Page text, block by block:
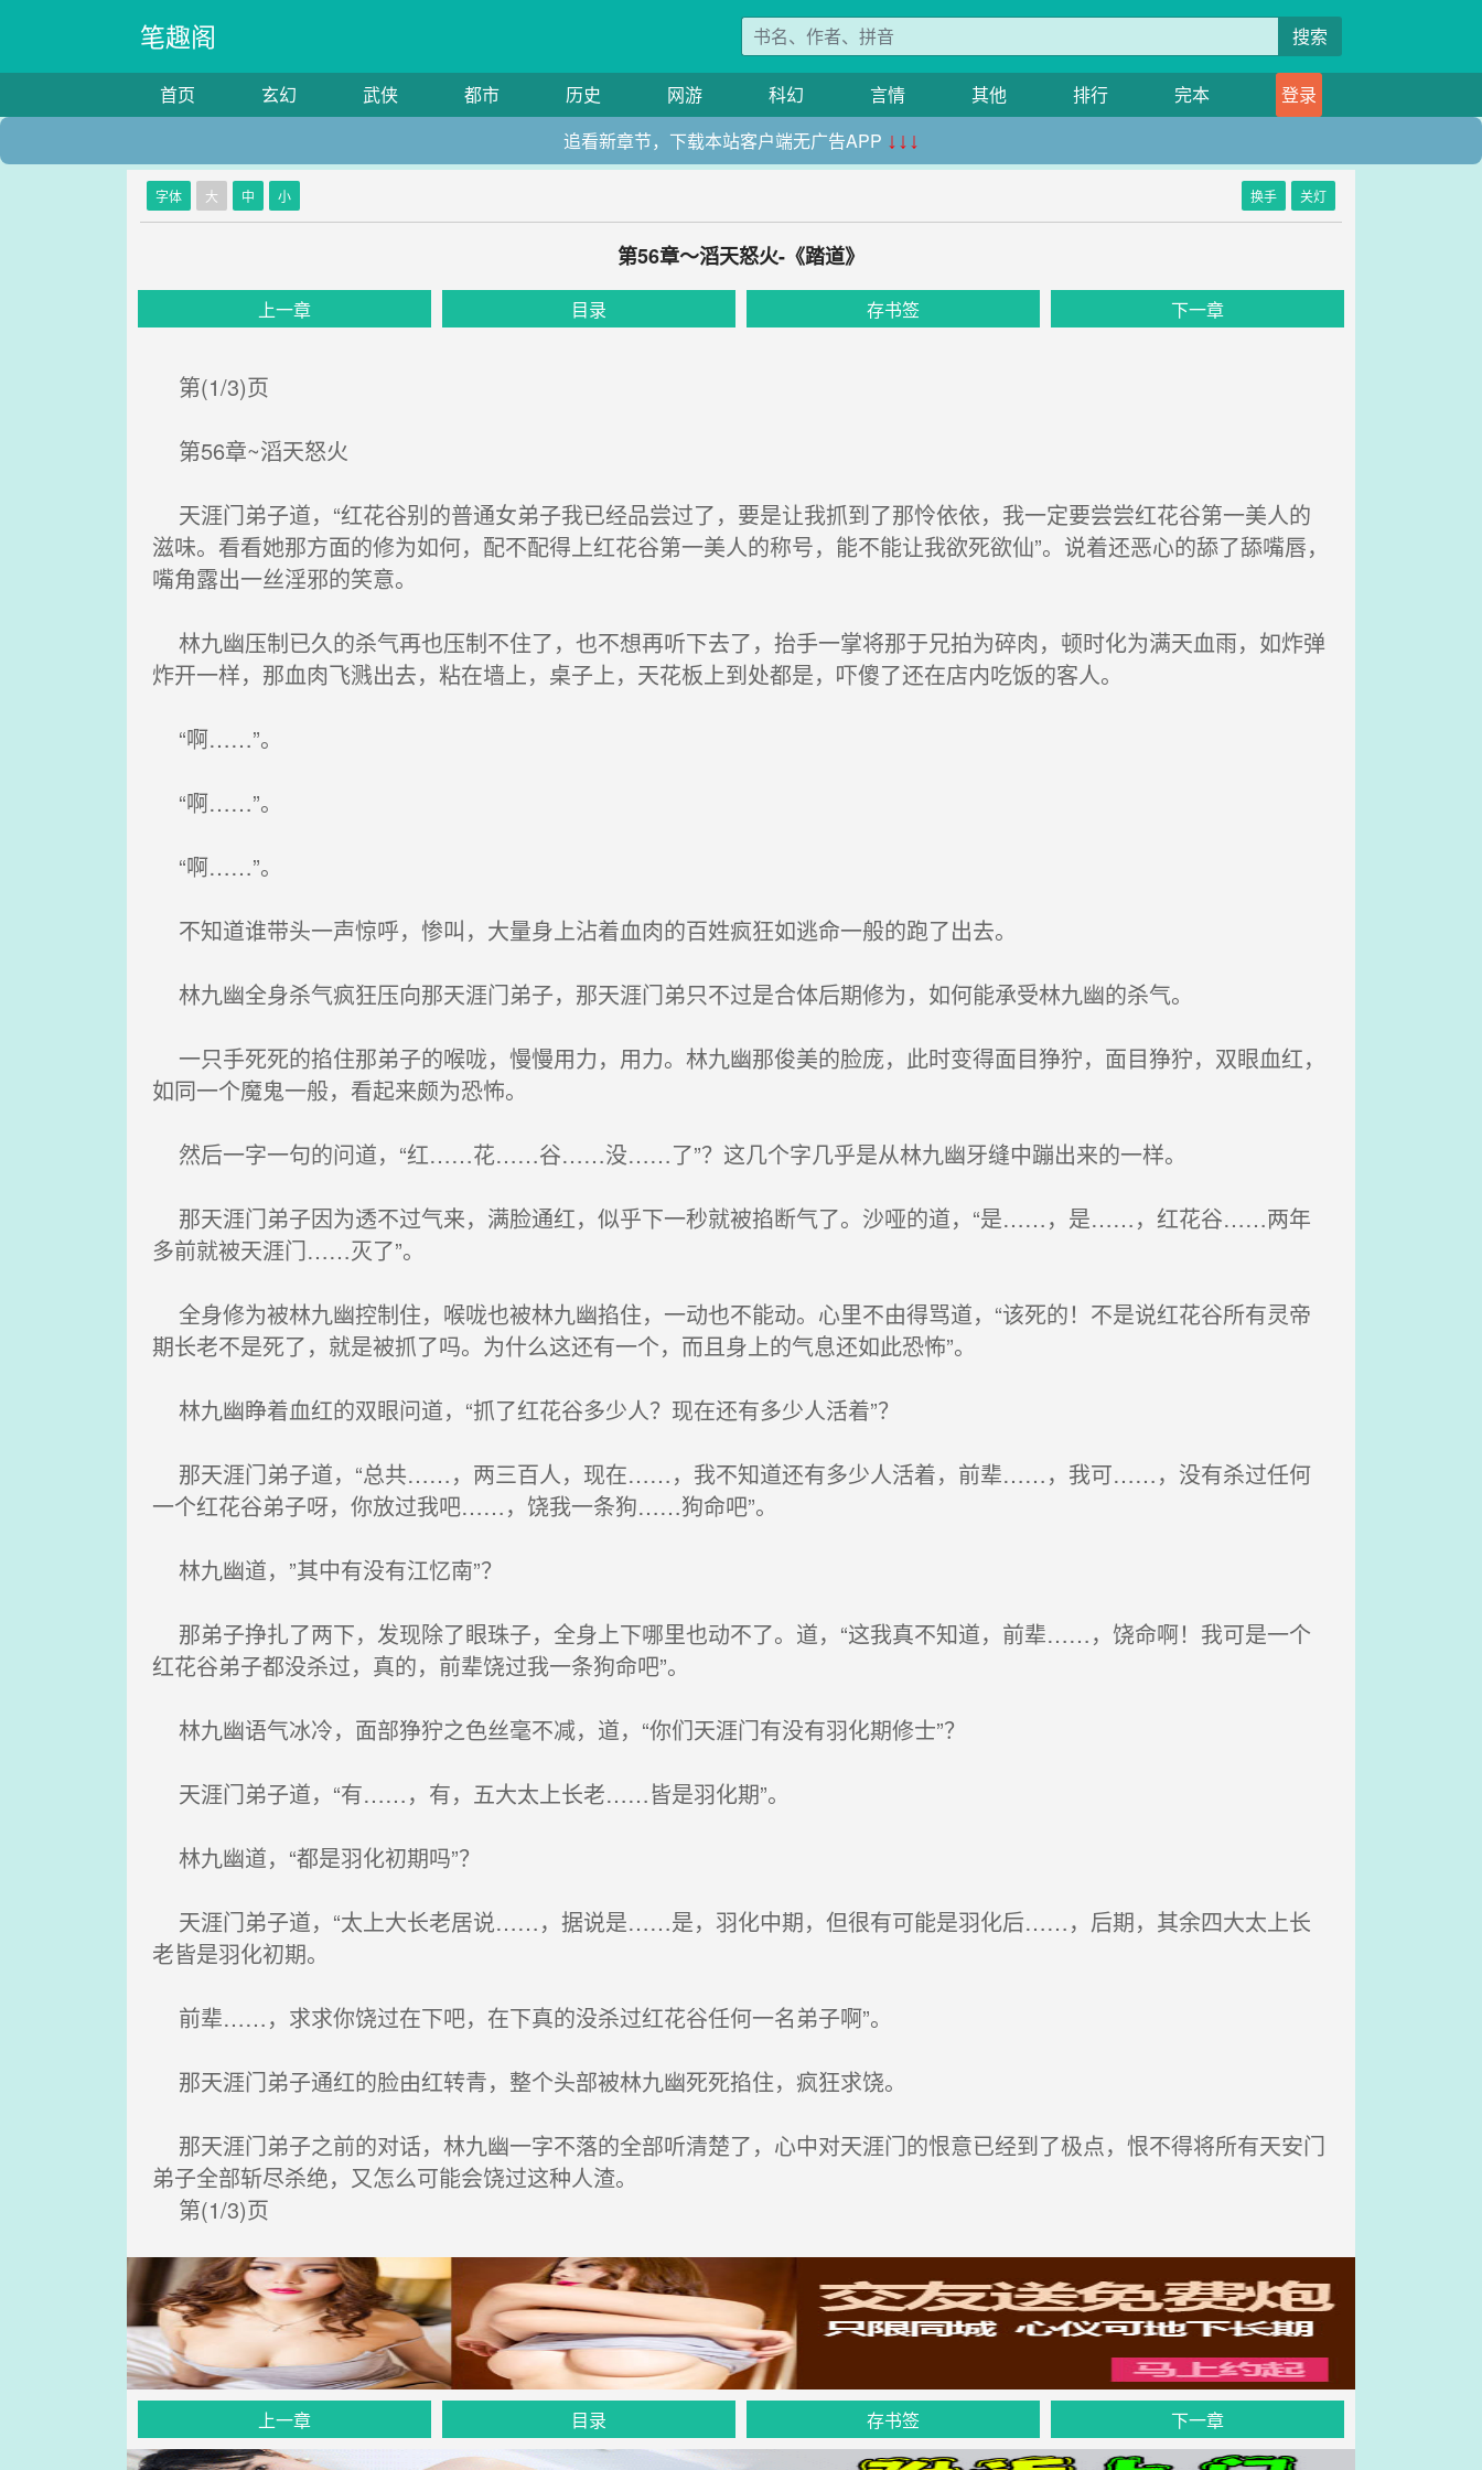
笔趣阁 搜索
首页 玄幻 武侠 都市 历史 网游 科幻 言情 其他 排行 完本
登录
追看新章节，下载本站客户端无广告APP ↓↓↓
字体 大 中 小 换手 关灯
第56章～滔天怒火-《踏道》
上一章 目录 存书签 下一章
第(1/3)页
第56章~滔天怒火
天涯门弟子道，“红花谷别的普通女弟子我已经品尝过了，要是让我抓到了那怜依依，我一定要尝尝红花谷第一美人的
滋味。看看她那方面的修为如何，配不配得上红花谷第一美人的称号，能不能让我欲死欲仙”。说着还恶心的舔了舔嘴唇，
嘴角露出一丝淫邪的笑意。
林九幽压制已久的杀气再也压制不住了，也不想再听下去了，抬手一掌将那于兄拍为碎肉，顿时化为满天血雨，如炸弹
炸开一样，那血肉飞溅出去，粘在墙上，桌子上，天花板上到处都是，吓傻了还在店内吃饭的客人。
“啊……”。
“啊……”。
“啊……”。
不知道谁带头一声惊呼，惨叫，大量身上沾着血肉的百姓疯狂如逃命一般的跑了出去。
林九幽全身杀气疯狂压向那天涯门弟子，那天涯门弟只不过是合体后期修为，如何能承受林九幽的杀气。
一只手死死的掐住那弟子的喉咙，慢慢用力，用力。林九幽那俊美的脸庞，此时变得面目狰狞，面目狰狞，双眼血红，
如同一个魔鬼一般，看起来颇为恐怖。
然后一字一句的问道，“红……花……谷……没……了”？这几个字几乎是从林九幽牙缝中蹦出来的一样。
那天涯门弟子因为透不过气来，满脸通红，似乎下一秒就被掐断气了。沙哑的道，“是……，是……，红花谷……两年
多前就被天涯门……灭了”。
全身修为被林九幽控制住，喉咙也被林九幽掐住，一动也不能动。心里不由得骂道，“该死的！不是说红花谷所有灵帝
期长老不是死了，就是被抓了吗。为什么这还有一个，而且身上的气息还如此恐怖”。
林九幽睁着血红的双眼问道，“抓了红花谷多少人？现在还有多少人活着”？
那天涯门弟子道，“总共……，两三百人，现在……，我不知道还有多少人活着，前辈……，我可……，没有杀过任何
一个红花谷弟子呀，你放过我吧……，饶我一条狗……狗命吧”。
林九幽道，”其中有没有江忆南”？
那弟子挣扎了两下，发现除了眼珠子，全身上下哪里也动不了。道，“这我真不知道，前辈……，饶命啊！我可是一个
红花谷弟子都没杀过，真的，前辈饶过我一条狗命吧”。
林九幽语气冰冷，面部狰狞之色丝毫不减，道，“你们天涯门有没有羽化期修士”？
天涯门弟子道，“有……，有，五大太上长老……皆是羽化期”。
林九幽道，“都是羽化初期吗”？
天涯门弟子道，“太上大长老居说……，据说是……是，羽化中期，但很有可能是羽化后……，后期，其余四大太上长
老皆是羽化初期。
前辈……，求求你饶过在下吧，在下真的没杀过红花谷任何一名弟子啊”。
那天涯门弟子通红的脸由红转青，整个头部被林九幽死死掐住，疯狂求饶。
那天涯门弟子之前的对话，林九幽一字不落的全部听清楚了，心中对天涯门的恨意已经到了极点，恨不得将所有天安门
弟子全部斩尽杀绝，又怎么可能会饶过这种人渣。
第(1/3)页
上一章 目录 存书签 下一章